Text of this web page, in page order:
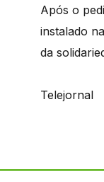
Após o
instalado
da
Telejornal